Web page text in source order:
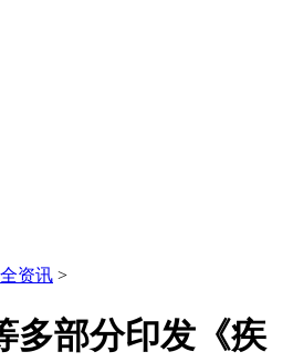
资讯 >
多部分印发《疾